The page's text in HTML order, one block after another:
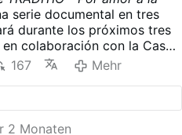
serie documental en tres
durante los próximos tres
colaboración con la Casa
lo largo de dos años, la
seminaristas,
de la Fraternidad
se centra en la
servicio a la Iglesia.
167 Mehr
2 Monaten